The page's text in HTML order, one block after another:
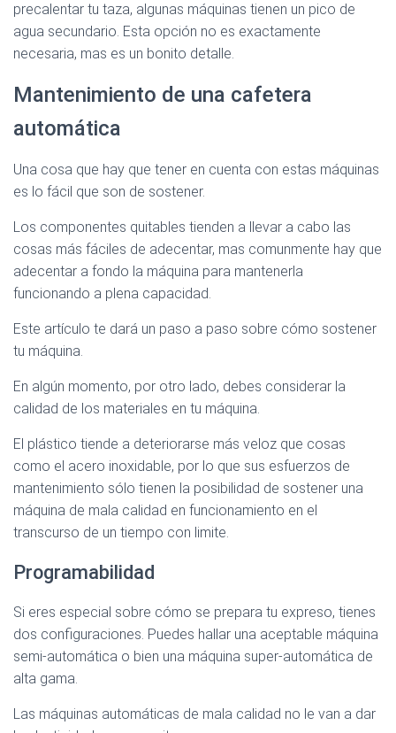
precalentar tu taza, algunas máquinas tienen un pico de
agua secundario. Esta opción no es exactamente
necesaria, mas es un bonito detalle.
Mantenimiento de una cafetera
automática
Una cosa que hay que tener en cuenta con estas máquinas
es lo fácil que son de sostener.
Los componentes quitables tienden a llevar a cabo las
cosas más fáciles de adecentar, mas comunmente hay que
adecentar a fondo la máquina para mantenerla
funcionando a plena capacidad.
Este artículo te dará un paso a paso sobre cómo sostener
tu máquina.
En algún momento, por otro lado, debes considerar la
calidad de los materiales en tu máquina.
El plástico tiende a deteriorarse más veloz que cosas
como el acero inoxidable, por lo que sus esfuerzos de
mantenimiento sólo tienen la posibilidad de sostener una
máquina de mala calidad en funcionamiento en el
transcurso de un tiempo con limite.
Programabilidad
Si eres especial sobre cómo se prepara tu expreso, tienes
dos configuraciones. Puedes hallar una aceptable máquina
semi-automática o bien una máquina super-automática de
alta gama.
Las máquinas automáticas de mala calidad no le van a dar